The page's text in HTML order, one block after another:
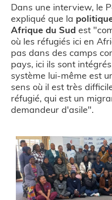
Dans une interview, le
expliqué que la
Afrique du Sud est
où les réfugiés ici en
pas dans des camps
pays, ici ils sont
système lui-même est
sens où il est très
réfugié, qui est un
demandeur d'asile".